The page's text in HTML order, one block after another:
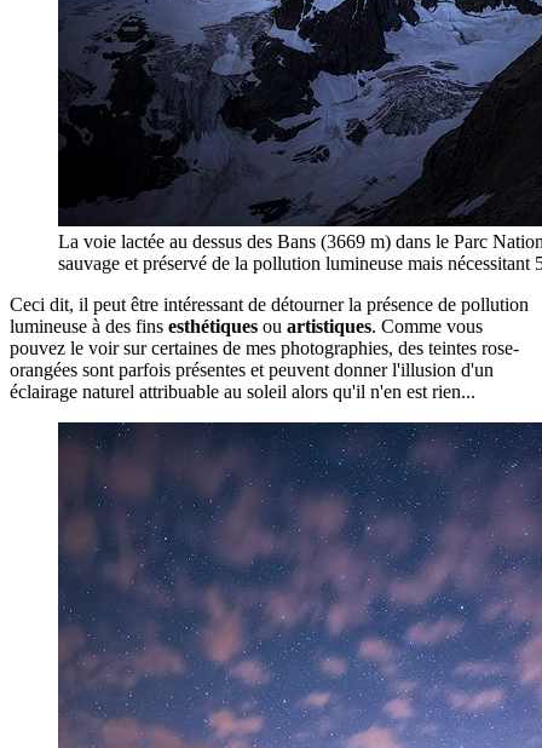
La voie lactée au dessus des Bans (3669 m) dans le Parc
sauvage et préservé de la pollution lumineuse mais nécessitant
Ceci dit, il peut être intéressant de détourner la présence de pollution
lumineuse à des fins esthétiques ou artistiques. Comme vous
pouvez le voir sur certaines de mes photographies, des teintes rose-
orangées sont parfois présentes et peuvent donner l'illusion d'un
éclairage naturel attribuable au soleil alors qu'il n'en est rien...